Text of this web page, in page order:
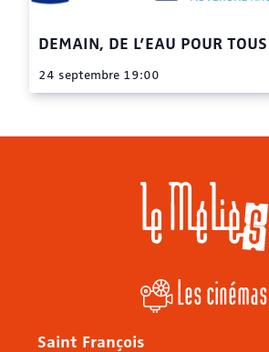
DEMAIN, DE L’EAU POUR
24 septembre 19:00
Les cinémas
Saint François